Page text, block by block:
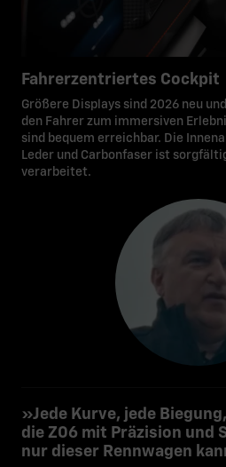
Fahrerzentriertes Cockpit
Größere Displays sind 2026 neu
den Fahrer zum immersiven
sind bequem erreichbar. Die
Leder und Carbonfaser ist
verarbeitet.
»Jede Kurve, jede
die Z06 mit Präzision und
nur dieser Rennwagen